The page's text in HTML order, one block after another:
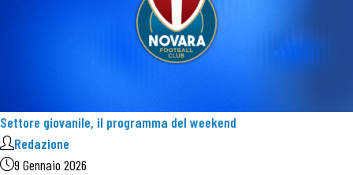
Settore giovanile, il programma del weekend
Redazione
9 Gennaio 2026